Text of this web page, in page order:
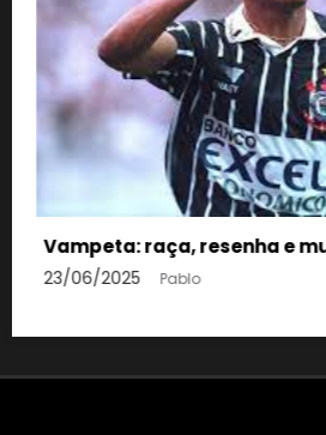
títulos
Edilson, o
23/06/2025